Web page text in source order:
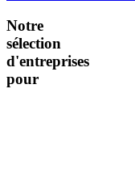
Notre
sélection
d'entreprises
pour